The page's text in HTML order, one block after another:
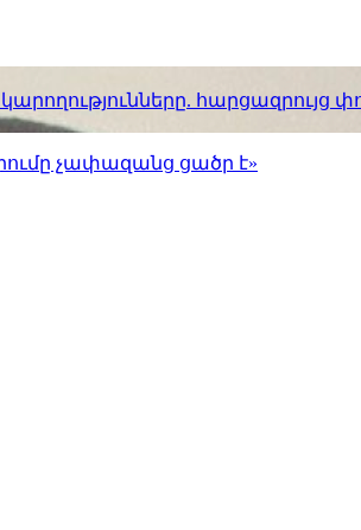
չափազանց ցածր է»